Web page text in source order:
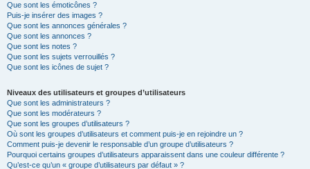
Que sont les émoticônes ?
Puis-je insérer des images ?
Que sont les annonces générales ?
Que sont les annonces ?
Que sont les notes ?
Que sont les sujets verrouillés ?
Que sont les icônes de sujet ?
Niveaux des utilisateurs et groupes d’utilisateurs
Que sont les administrateurs ?
Que sont les modérateurs ?
Que sont les groupes d’utilisateurs ?
Où sont les groupes d’utilisateurs et comment puis-je en rejoindre un ?
Comment puis-je devenir le responsable d’un groupe d’utilisateurs ?
Pourquoi certains groupes d’utilisateurs apparaissent dans une couleur différente ?
Qu’est-ce qu’un « groupe d’utilisateurs par défaut » ?